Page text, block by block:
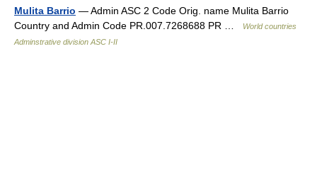
Mulita Barrio — Admin ASC 2 Code Orig. name Mulita Barrio
Country and Admin Code PR.007.7268688 PR …
World countries
Adminstrative division ASC I-II